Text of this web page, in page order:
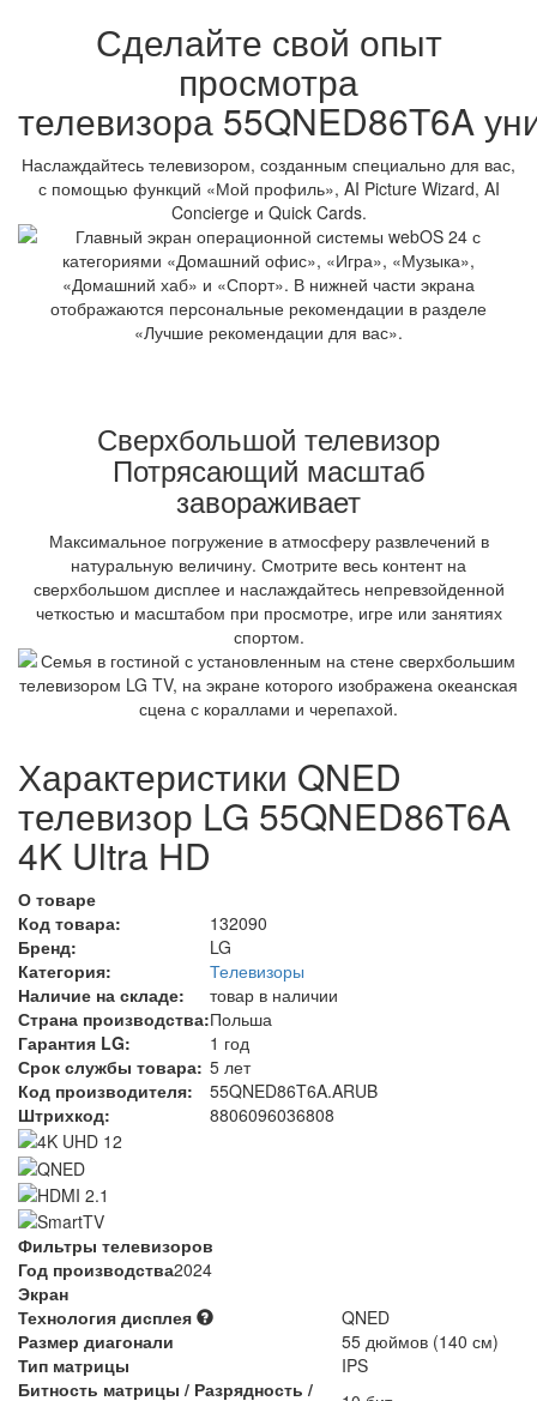
Сделайте свой опыт
просмотра
телевизора 55QNED86T6A
Наслаждайтесь телевизором, созданным специально для вас,
с помощью функций «Мой профиль», AI Picture Wizard, AI
Concierge и Quick Cards.
Сверхбольшой телевизор
Потрясающий масштаб
завораживает
Максимальное погружение в атмосферу развлечений в
натуральную величину. Смотрите весь контент на
сверхбольшом дисплее и наслаждайтесь непревзойденной
четкостью и масштабом при просмотре, игре или занятиях
спортом.
Характеристики QNED
телевизор LG 55QNED86T6A
4K Ultra HD
О товаре
Код товара:
132090
Бренд:
LG
Категория:
Телевизоры
Наличие на складе:
товар в наличии
Страна производства:Польша
Гарантия LG:
1 год
Срок службы товара: 5 лет
Код производителя:
55QNED86T6A.ARUB
Штрихкод:
8806096036808
Фильтры телевизоров
Год производства2024
Экран
Технология дисплея
QNED
Размер диагонали
55 дюймов (140 см)
Тип матрицы
IPS
Битность матрицы / Разрядность /